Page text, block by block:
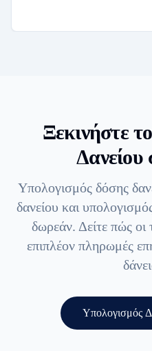
Ξεκινήστε
Υπολογισμός δόσης
δανείου και
δωρεάν. Δείτε πώς οι
επιπλέον πληρωμές
Υπολογισμός